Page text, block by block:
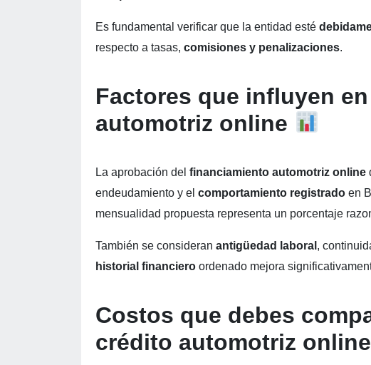
Es fundamental verificar que la entidad esté
respecto a tasas, comisiones y penalizaciones.
Factores que influyen
automotriz online
La aprobación del financiamiento automotriz online
endeudamiento y el comportamiento registrado en
mensualidad propuesta representa un porcentaje
También se consideran antigüedad laboral ,
historial financiero ordenado mejora
Costos que debes
crédito automotriz online